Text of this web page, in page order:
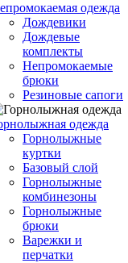
одежда
Дождевики
Дождевые
комплекты
Непромокаемые
брюки
Резиновые сапоги
одежда
Горнолыжные
куртки
Базовый слой
Горнолыжные
комбинезоны
Горнолыжные
брюки
Варежки и
перчатки